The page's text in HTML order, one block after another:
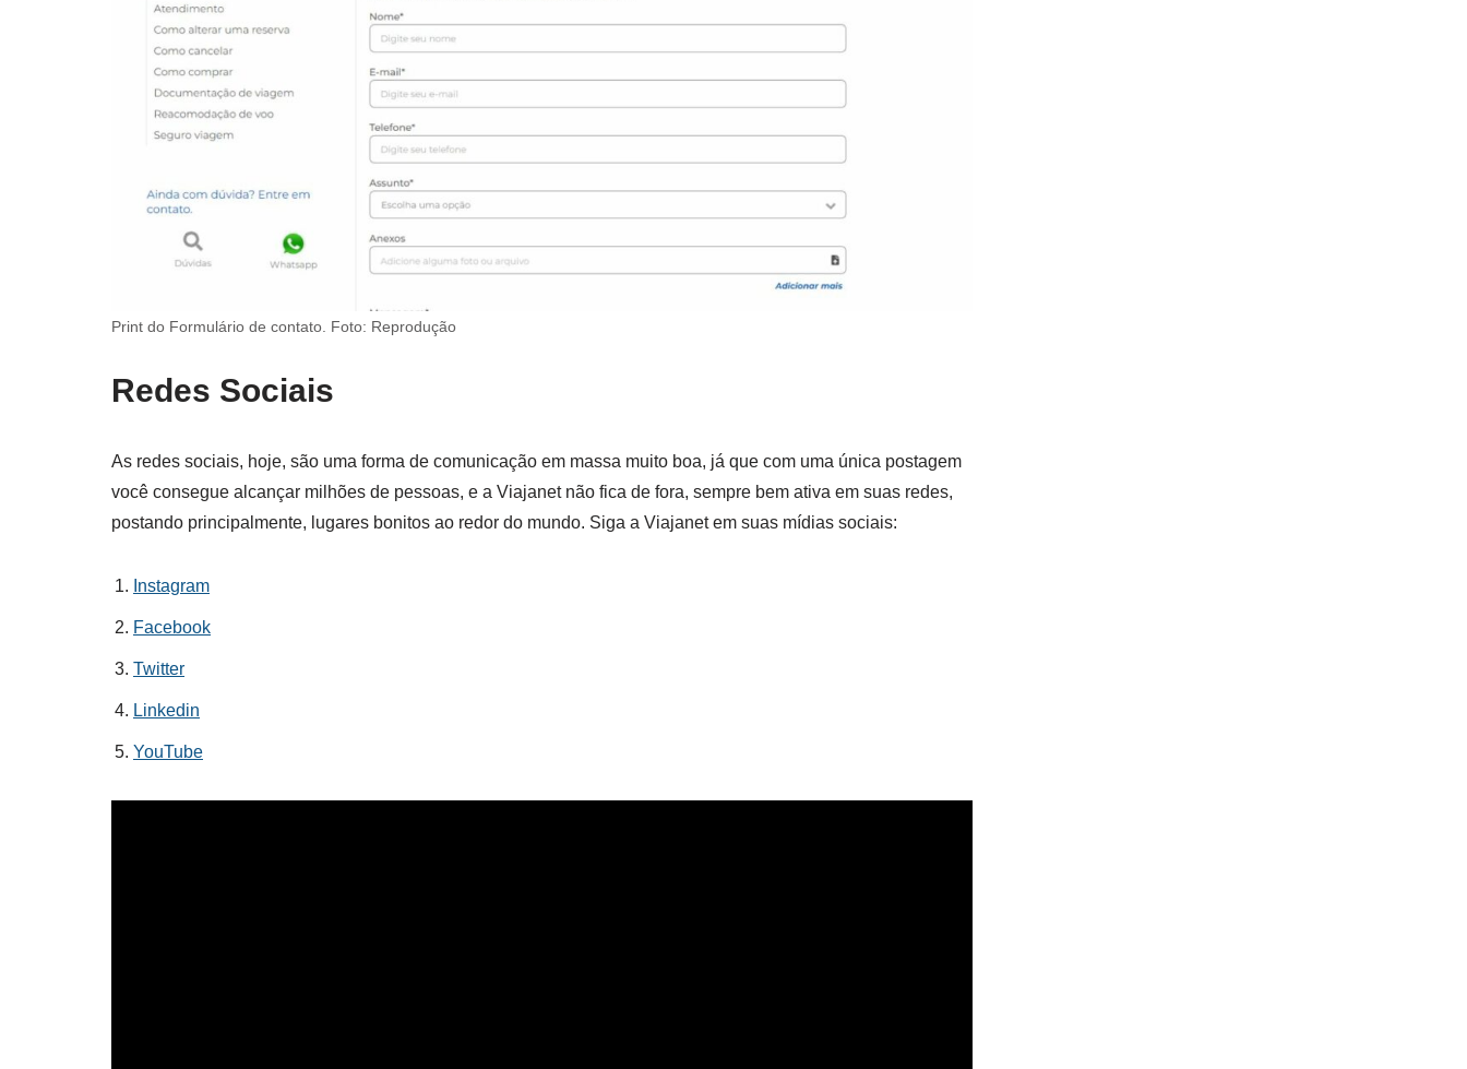
Print do Formulário de contato. Foto: Reprodução
Redes Sociais
As redes sociais, hoje, são uma forma de comunicação em massa muito boa, já que com uma única postagem
você consegue alcançar milhões de pessoas, e a Viajanet não fica de fora, sempre bem ativa em suas redes,
postando principalmente, lugares bonitos ao redor do mundo. Siga a Viajanet em suas mídias sociais:
Instagram
Facebook
Twitter
Linkedin
YouTube